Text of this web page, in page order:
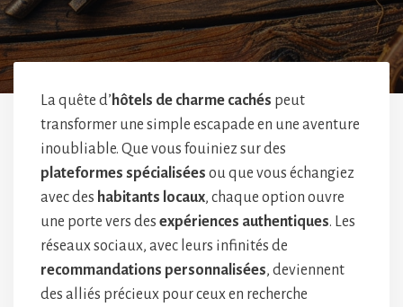
La quête d’ hôtels de charme cachés peut
transformer une simple escapade en une aventure
inoubliable. Que vous fouiniez sur des
plateformes spécialisées ou que vous échangiez
avec des habitants locaux, chaque option ouvre
une porte vers des expériences authentiques. Les
réseaux sociaux, avec leurs infinités de
recommandations personnalisées, deviennent
des alliés précieux pour ceux en recherche